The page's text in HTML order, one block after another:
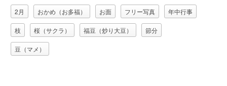
2月 おかめ（お多福） お面 フリー写真 年中行事
枝 桜（サクラ） 福豆（炒り大豆） 節分
豆（マメ）